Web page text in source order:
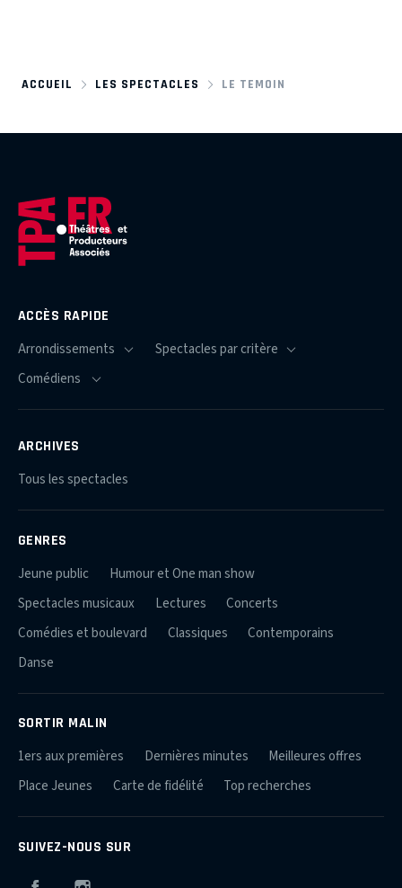
ACCUEIL LES SPECTACLES LE TEMOIN
ACCÈS RAPIDE
ARCHIVES
Tous les spectacles
GENRES
Jeune public
Humour et One man show
Spectacles musicaux
Lectures
Concerts
Comédies et boulevard
Classiques
Contemporains
Danse
SORTIR MALIN
1ers aux premières Dernières minutes
Meilleures offres
Place Jeunes
Carte de fidélité Top recherches
SUIVEZ-NOUS SUR
Facebook